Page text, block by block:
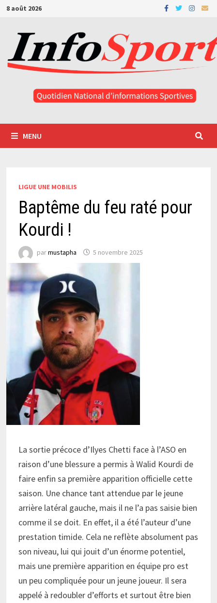
Passer
contenu
8 août 2026
MENU
LIGUE UNE MOBILIS
Baptême du feu raté pour
Kourdi !
parmustapha 5 novembre 2025
La sortie précoce d’Ilyes Chetti face à l’ASO en
raison d’une blessure a permis à Walid Kourdi de
faire enfin sa première apparition officielle cette
saison. Une chance tant attendue par le jeune
arrière latéral gauche, mais il ne l’a pas saisie bien
comme il se doit. En effet, il a été l’auteur d’une
prestation timide. Cela ne reflète absolument pas
son niveau, lui qui jouit d’un énorme potentiel,
mais une première apparition en équipe pro est
un peu compliquée pour un jeune joueur. Il sera
appelé à redoubler d’efforts et surtout être bien